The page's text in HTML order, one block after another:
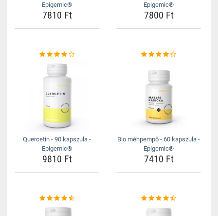
Epigemic®
7810 Ft
Epigemic®
7800 Ft
Quercetin - 90 kapszula -
Epigemic®
9810 Ft
Bio méhpempő - 60 kapszula -
Epigemic®
7410 Ft